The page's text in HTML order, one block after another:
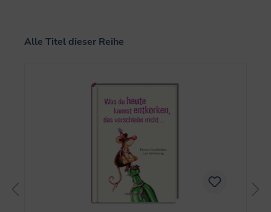
Produktgalerie überspringen
Alle Titel dieser Reihe